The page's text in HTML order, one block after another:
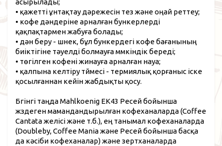
асырылады;
• қажетті ұнтақтау дәрежесін тез және оңай реттеу;
• кофе дәндеріне арналған бункерлерді
қақпақтармен жабуға болады;
• дән беру - шнек, бұл бункердегі кофе бағанының
биіктігіне тәуелді болмауға мүмкіндік береді;
• төгілген кофені жинауға арналған науа;
• қалпына келтіру түймесі - термиялық қорғаныс іске
қосылғаннан кейін жабдықты қосу.
Бүгінгі таңда Mahlkoenig EK43 Ресей бойынша
жүздеген мамандандырылған кофеханаларда (Coffee
Cantata желісі және т.б.), ең танымал кофеханаларда
(Doubleby, Coffee Mania және Ресей бойынша басқа
да кәсіби кофеханалар) және зертханаларда